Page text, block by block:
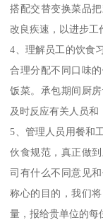
搭配交替变换菜品
改良疾速，以进步工
4、理解员工的饮食
合理分配不同口味
饭菜。承包期间厨
及时反应有关人员和
5、管理人员用餐和
伙食规范，真正做
司有什么不同意见
称心的目的，我们
量，报给贵单位的每